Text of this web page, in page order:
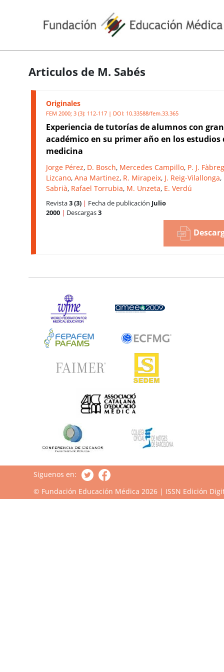
Articulos de M. Sabés
Originales
FEM 2000; 3 (3): 112-117 | DOI: 10.33588/fem.33.365
Experiencia de tutorías de alumnos con
académico en su primer año en los estudios
medicina
Jorge Pérez, D. Bosch, Mercedes Campillo, P. J.
Lizcano, Ana Martinez, R. Mirapeix, J. Reig-Vilallonga,
Sabrià, Rafael Torrubia, M. Unzeta, E. Verdú
Revista3 (3) | Fecha de publicación Julio
2000 | Descargas3
Siguenos en:
© Fundación Educación Médica 2026 | ISSN Edición